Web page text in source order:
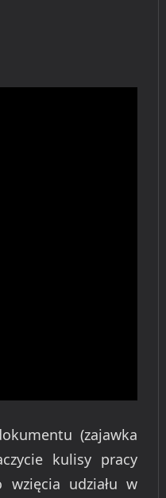
(zajawka
kulisy pracy
wzięcia udziału w